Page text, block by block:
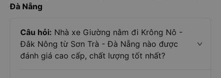
Đà Nẵng
Câu hỏi: Nhà xe Giường nằm đi Krông Nô -
Đắk Nông từ Sơn Trà - Đà Nẵng nào được
đánh giá cao cấp, chất lượng tốt nhất?